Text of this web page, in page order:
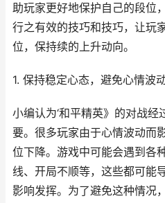
助玩家更好地保护自己的段位
行之有效的技巧和技巧，让玩
位，保持续的上升动向。
1. 保持稳定心态，避免心情波
小编认为‘和平精英》的对战
要。很多玩家由于心情波动而
位下降。游戏中可能会遇到各
线、开局不顺等，这些都可能
影响发挥。为了避免这种情况